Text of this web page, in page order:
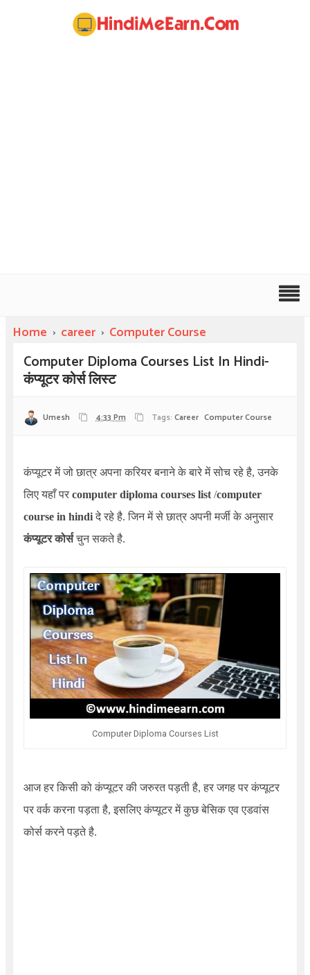
Home › career › Computer Course
Computer Diploma Courses List In Hindi-
कंप्यूटर कोर्स लिस्ट
Umesh 4:33 Pm Tags: Career Computer Course
कंप्यूटर में जो छात्र अपना करियर बनाने के बारे में सोच रहे है, उनके
लिए यहाँ पर computer diploma courses list/computer
course in hindi दे रहे है. जिन में से छात्र अपनी मर्जी के अनुसार
कंप्यूटर कोर्सचुन सकते है.
Computer Diploma Courses List
आज हर किसी को कंप्यूटर की जरुरत पड़ती है, हर जगह पर कंप्यूटर
पर वर्क करना पड़ता है, इसलिए कंप्यूटर में कुछ बेसिक एव एडवांस
कोर्स करने पड़ते है.